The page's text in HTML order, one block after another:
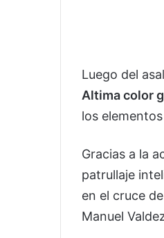
Luego del
Altima color
los
Gracias a la
patrullaje
en el cruce
Manuel